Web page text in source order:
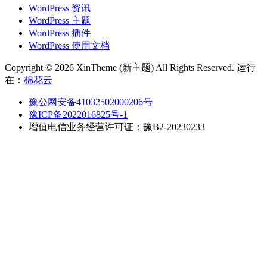
WordPress 资讯
WordPress 主题
WordPress 插件
WordPress 使用文档
Copyright © 2026 XinTheme (新主题) All Rights Reserved. 运行
在： 棉花云
豫公网安备41032502000206号
豫ICP备2022016825号-1
增值电信业务经营许可证：豫B2-20230233